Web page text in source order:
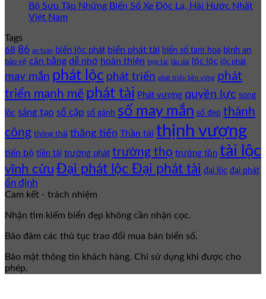
Bộ Sưu Tập Những Biển Số Xe Độc Lạ, Hài Hước Nhất
Việt Nam
Tags
68 86 an toàn biển lộc phát biển phát tài biển số tam hoa bình an
bảo vệ cân bằng dễ nhớ hoàn thiện hợp tác lâu dài lộc lộc lộc phát
may mắn phát lộc phát triển phát triển bền vững phát
triển mạnh mẽ phát tài Phát vượng quyền lực song
lộc sáng tạo số cặp số gánh số may mắn số đẹp thành
công thông thái thăng tiến Thần tài thịnh vượng
tiến bộ tiền tài trường phát trường thọ trường tồn tài lộc
vĩnh cửu Đại phát lộc Đại phát tài đại lộc đại phát
ổn định
Cam kết - trách nhiệm
Nhận tìm kiếm biển đẹp không cần nhận cọc.
Bảo đảm các thủ tục trao đổi mua bán biển số.
Bảo mật thông tin khách hàng. Chỉ sử dụng khi được cho
phép.